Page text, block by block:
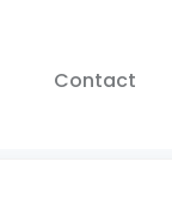
Contact